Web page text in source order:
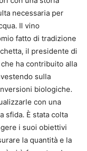
necessaria per
Il vino
fatto di tradizione
il presidente di
ha contribuito alla
sulla
biologiche.
con una
sfida. È stata colta
i suoi obiettivi
la quantità e la